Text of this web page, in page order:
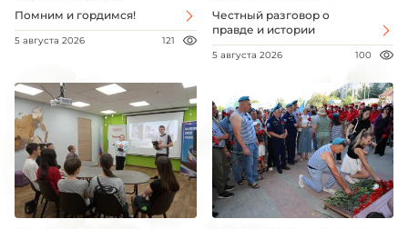
Помним и гордимся!
5 августа 2026 121
Честный разговор о
правде и истории
5 августа 2026 100